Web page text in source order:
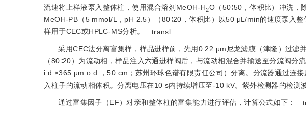
流速将上样液泵入整体柱，使用混合溶剂MeOH-H2O（50∶50，体积比）冲洗，
MeOH-PB（5 mmol/L，pH 2.5）（80∶20，体积比）以50 μL/min的速度泵入
样用于CEC或HPLC-MS分析。
transl
采用CEC法分离富集样，样品进样前，先用0.22 μm尼龙滤膜（津隆）过滤
（80∶20）为流动相，样品注入六通进样阀后，与流动相混合并输送至分流阀
i.d.×365 μm o.d.，50 cm；苏州环球色谱有限责任公司）分离。分流器通过连
入柱子的流动相体积。分离电压在10 s内持续增压至-10 kV。紫外检测器的检测
通过富集因子（EF）对亲和整体柱的富集能力进行评估，计算公式如下：